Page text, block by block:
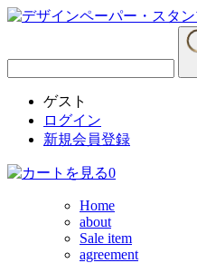
ゲスト
ログイン
新規会員登録
0
Home
about
Sale item
agreement